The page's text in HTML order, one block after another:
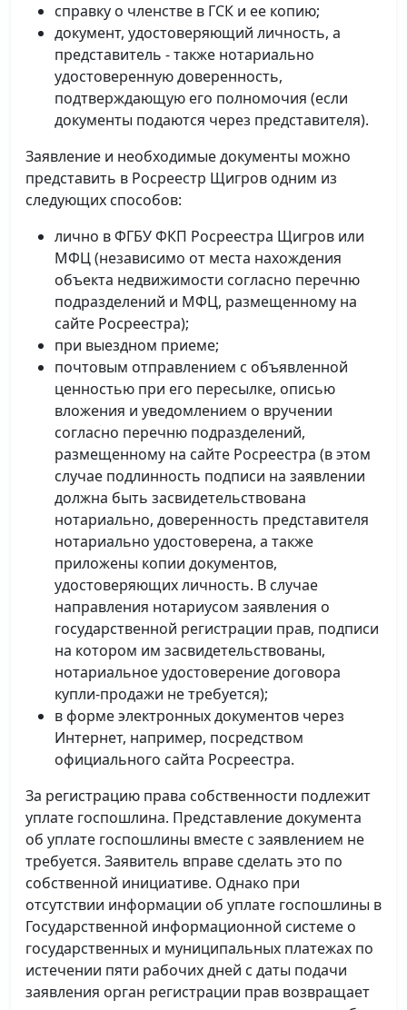
справку о членстве в ГСК и ее копию;
документ, удостоверяющий личность, а
представитель - также нотариально
удостоверенную доверенность,
подтверждающую его полномочия (если
документы подаются через представителя).
Заявление и необходимые документы можно
представить в Росреестр Щигров одним из
следующих способов:
лично в ФГБУ ФКП Росреестра Щигров или
МФЦ (независимо от места нахождения
объекта недвижимости согласно перечню
подразделений и МФЦ, размещенному на
сайте Росреестра);
при выездном приеме;
почтовым отправлением с объявленной
ценностью при его пересылке, описью
вложения и уведомлением о вручении
согласно перечню подразделений,
размещенному на сайте Росреестра (в этом
случае подлинность подписи на заявлении
должна быть засвидетельствована
нотариально, доверенность представителя
нотариально удостоверена, а также
приложены копии документов,
удостоверяющих личность. В случае
направления нотариусом заявления о
государственной регистрации прав, подписи
на котором им засвидетельствованы,
нотариальное удостоверение договора
купли-продажи не требуется);
в форме электронных документов через
Интернет, например, посредством
официального сайта Росреестра.
За регистрацию права собственности подлежит
уплате госпошлина. Представление документа
об уплате госпошлины вместе с заявлением не
требуется. Заявитель вправе сделать это по
собственной инициативе. Однако при
отсутствии информации об уплате госпошлины в
Государственной информационной системе о
государственных и муниципальных платежах по
истечении пяти рабочих дней с даты подачи
заявления орган регистрации прав возвращает